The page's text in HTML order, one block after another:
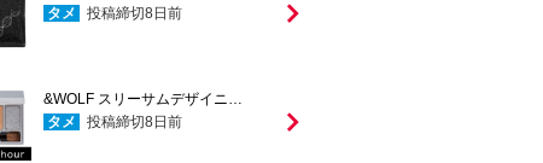
タメ
投稿締切8日前
&WOLF スリーサムデザイニ…
タメ
投稿締切8日前